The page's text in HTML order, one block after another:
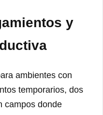
y
ambientes con
temporarios, dos
campos donde